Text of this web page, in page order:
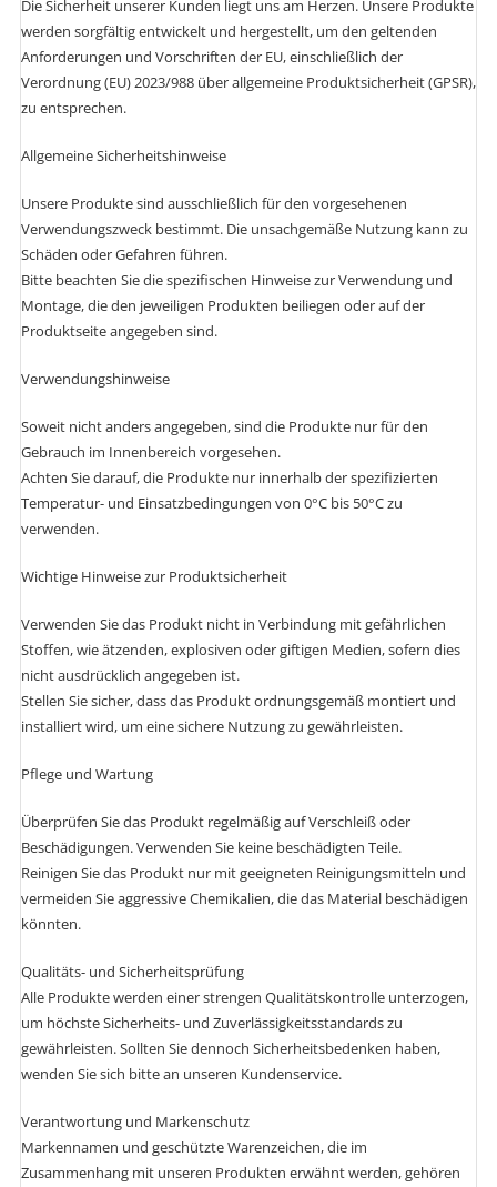
Die Sicherheit unserer Kunden liegt uns am Herzen. Unsere Produkte
werden sorgfältig entwickelt und hergestellt, um den geltenden
Anforderungen und Vorschriften der EU, einschließlich der
Verordnung (EU) 2023/988 über allgemeine Produktsicherheit (GPSR),
zu entsprechen.
Allgemeine Sicherheitshinweise
Unsere Produkte sind ausschließlich für den vorgesehenen
Verwendungszweck bestimmt. Die unsachgemäße Nutzung kann zu
Schäden oder Gefahren führen.
Bitte beachten Sie die spezifischen Hinweise zur Verwendung und
Montage, die den jeweiligen Produkten beiliegen oder auf der
Produktseite angegeben sind.
Verwendungshinweise
Soweit nicht anders angegeben, sind die Produkte nur für den
Gebrauch im Innenbereich vorgesehen.
Achten Sie darauf, die Produkte nur innerhalb der spezifizierten
Temperatur- und Einsatzbedingungen von 0°C bis 50°C zu
verwenden.
Wichtige Hinweise zur Produktsicherheit
Verwenden Sie das Produkt nicht in Verbindung mit gefährlichen
Stoffen, wie ätzenden, explosiven oder giftigen Medien, sofern dies
nicht ausdrücklich angegeben ist.
Stellen Sie sicher, dass das Produkt ordnungsgemäß montiert und
installiert wird, um eine sichere Nutzung zu gewährleisten.
Pflege und Wartung
Überprüfen Sie das Produkt regelmäßig auf Verschleiß oder
Beschädigungen. Verwenden Sie keine beschädigten Teile.
Reinigen Sie das Produkt nur mit geeigneten Reinigungsmitteln und
vermeiden Sie aggressive Chemikalien, die das Material beschädigen
könnten.
Qualitäts- und Sicherheitsprüfung
Alle Produkte werden einer strengen Qualitätskontrolle unterzogen,
um höchste Sicherheits- und Zuverlässigkeitsstandards zu
gewährleisten. Sollten Sie dennoch Sicherheitsbedenken haben,
wenden Sie sich bitte an unseren Kundenservice.
Verantwortung und Markenschutz
Markennamen und geschützte Warenzeichen, die im
Zusammenhang mit unseren Produkten erwähnt werden, gehören